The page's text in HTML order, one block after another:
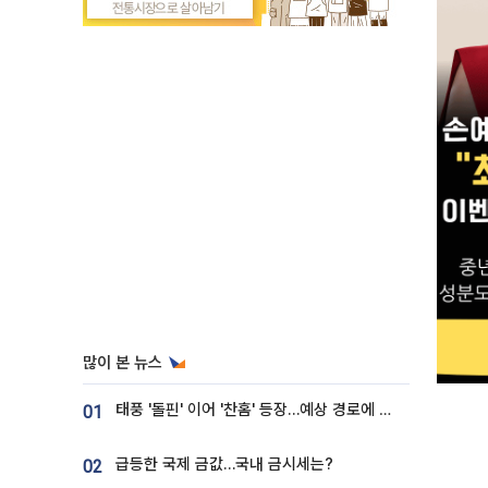
많이 본 뉴스
01 태풍 '돌핀' 이어 '찬홈' 등장…예상 경로에 한국 '한숨'
02 급등한 국제 금값…국내 금시세는?